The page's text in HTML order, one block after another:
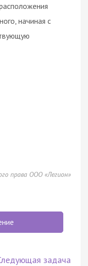
начиная с
права ООО «Легион»
задача